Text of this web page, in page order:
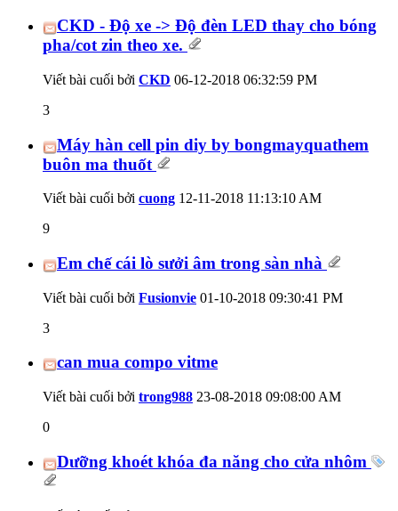
CKD - Độ xe -> Độ đèn LED thay cho bóng
pha/cot zin theo xe.
Viết bài cuối bởi CKD 06-12-2018 06:32:59 PM
3
Máy hàn cell pin diy by bongmayquathem
buôn ma thuốt
Viết bài cuối bởi cuong 12-11-2018 11:13:10 AM
9
Em chế cái lò sưởi âm trong sàn nhà
Viết bài cuối bởi Fusionvie 01-10-2018 09:30:41 PM
3
can mua compo vitme
Viết bài cuối bởi trong988 23-08-2018 09:08:00 AM
0
Dưỡng khoét khóa đa năng cho cửa nhôm